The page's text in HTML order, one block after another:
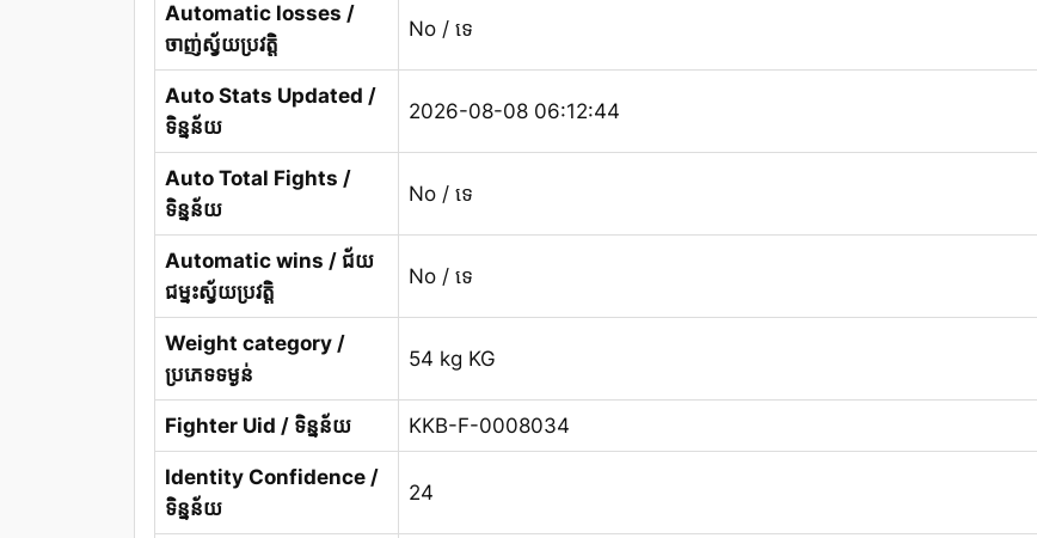
Automatic losses /
ចាញ់ស្វ័យប្រវត្តិ
No / ទេ
Auto Stats Updated /
ទិន្នន័យ
2026-08-08 06:12:44
Auto Total Fights /
ទិន្នន័យ
No / ទេ
Automatic wins / ជ័យ
ជម្នះស្វ័យប្រវត្តិ
No / ទេ
Weight category /
ប្រភេទទម្ងន់
54 kg KG
Fighter Uid / ទិន្នន័យ KKB-F-0008034
Identity Confidence /
ទិន្នន័យ
24